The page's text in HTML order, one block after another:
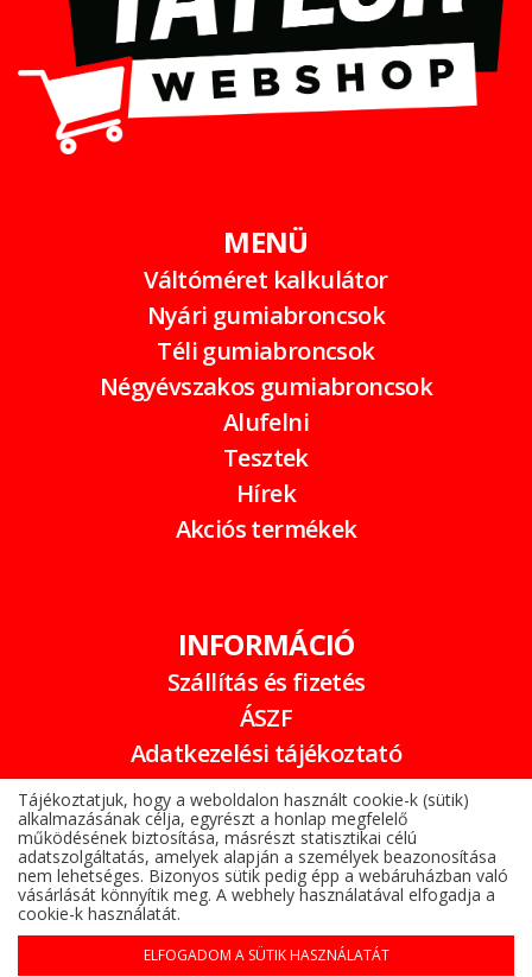
MENÜ
Váltóméret kalkulátor
Nyári gumiabroncsok
Téli gumiabroncsok
Négyévszakos gumiabroncsok
Alufelni
Tesztek
Hírek
Akciós termékek
INFORMÁCIÓ
Szállítás és fizetés
ÁSZF
Adatkezelési tájékoztató
Garancia
Online elállási nyilatkozat
Tájékoztatjuk, hogy a weboldalon használt cookie-k (sütik)
alkalmazásának célja, egyrészt a honlap megfelelő
működésének biztosítása, másrészt statisztikai célú
adatszolgáltatás, amelyek alapján a személyek beazonosítása
nem lehetséges. Bizonyos sütik pedig épp a webáruházban való
vásárlását könnyítik meg. A webhely használatával elfogadja a
cookie-k használatát.
ELFOGADOM A SÜTIK HASZNÁLATÁT